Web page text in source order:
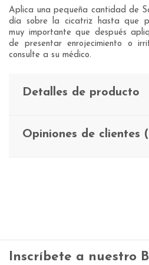
Aplica una pequeña cantidad de
día sobre la cicatriz hasta que
muy importante que después
de presentar enrojecimiento o
consulte a su médico.
Detalles de producto
Opiniones de clientes
Inscríbete a nuestro